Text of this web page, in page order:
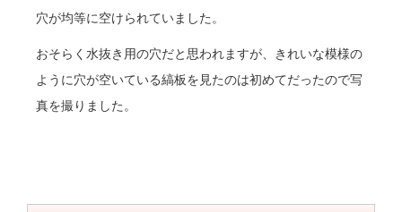
穴が均等に空けられていました。
おそらく水抜き用の穴だと思われますが、きれいな模様の
ように穴が空いている縞板を見たのは初めてだったので写
真を撮りました。